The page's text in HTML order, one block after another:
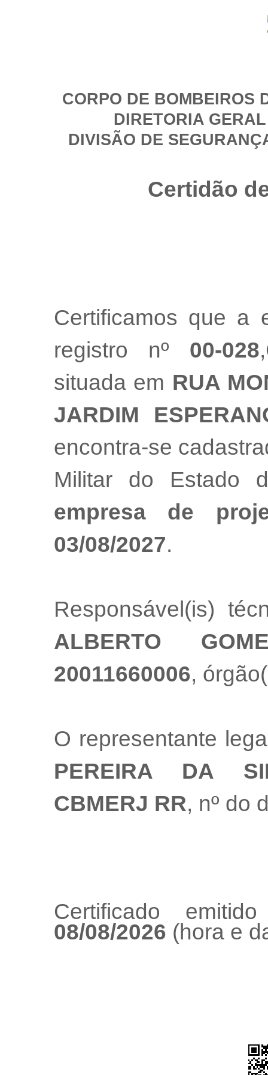
CORPO DE BOMBEIROS
DIRETORIA
DIVISÃO DE
Certidão
Certificamos que a
registro nº 00-028
situada em RUA
JARDIM
encontra-se
Militar do Estado
empresa de
03/08/2027.
Responsável(is)
ALBERTO
20011660006,
O representante
PEREIRA DA
CBMERJ RR, nº do
Certificado
08/08/2026 (hora e